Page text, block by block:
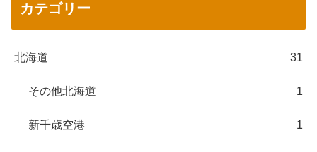
カテゴリー
北海道 31
その他北海道 1
新千歳空港 1